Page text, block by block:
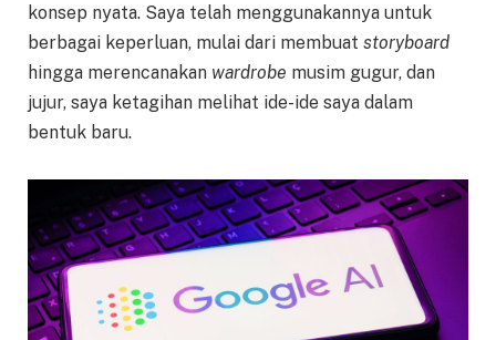
konsep nyata. Saya telah menggunakannya untuk
berbagai keperluan, mulai dari membuat storyboard
hingga merencanakan wardrobe musim gugur, dan
jujur, saya ketagihan melihat ide-ide saya dalam
bentuk baru.